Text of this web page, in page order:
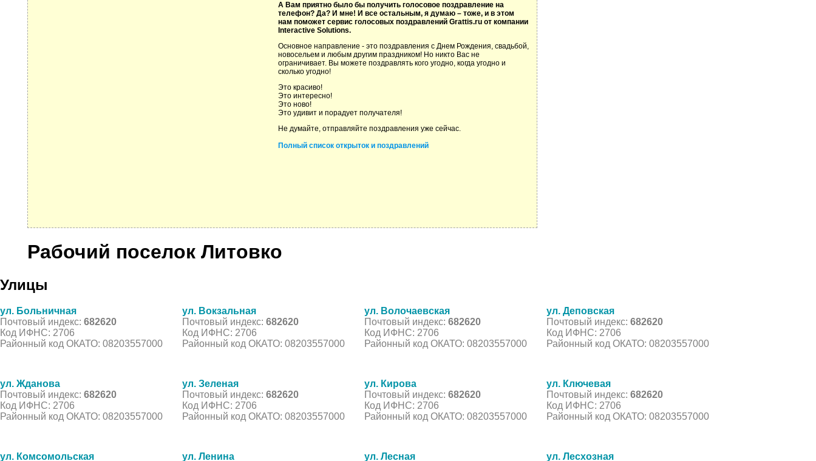
А Вам приятно было бы получить голосовое поздравление на
телефон? Да? И мне! И все остальным, я думаю – тоже, и в этом
нам поможет сервис голосовых поздравлений Grattis.ru от компании
Interactive Solutions.
Основное направление - это поздравления с Днем Рождения, свадьбой,
новосельем и любым другим праздником! Но никто Вас не
ограничивает. Вы можете поздравлять кого угодно, когда угодно и
сколько угодно!
Это красиво!
Это интересно!
Это ново!
Это удивит и порадует получателя!
Не думайте, отправляйте поздравления уже сейчас.
Полный список открыток и поздравлений
Рабочий поселок Литовко
Улицы
ул. Больничная
Почтовый индекс: 682620
Код ИФНС: 2706
Районный код ОКАТО: 08203557000
ул. Вокзальная
Почтовый индекс: 682620
Код ИФНС: 2706
Районный код ОКАТО: 08203557000
ул. Волочаевская
Почтовый индекс: 682620
Код ИФНС: 2706
Районный код ОКАТО: 08203557000
ул. Деповская
Почтовый индекс: 682620
Код ИФНС: 2706
Районный код ОКАТО: 08203557000
ул. Жданова
Почтовый индекс: 682620
Код ИФНС: 2706
Районный код ОКАТО: 08203557000
ул. Зеленая
Почтовый индекс: 682620
Код ИФНС: 2706
Районный код ОКАТО: 08203557000
ул. Кирова
Почтовый индекс: 682620
Код ИФНС: 2706
Районный код ОКАТО: 08203557000
ул. Ключевая
Почтовый индекс: 682620
Код ИФНС: 2706
Районный код ОКАТО: 08203557000
ул. Комсомольская
ул. Ленина
ул. Лесная
ул. Лесхозная